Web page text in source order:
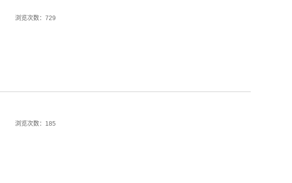
浏览次数：729
浏览次数：185